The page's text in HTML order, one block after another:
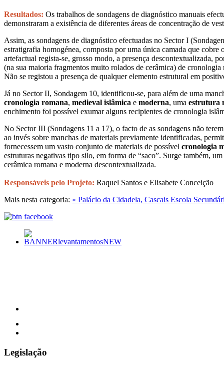
Resultados: Os trabalhos de sondagens de diagnóstico manuais
demonstraram a existência de diferentes áreas de concentração de
Assim, as sondagens de diagnóstico efectuadas no Sector I
estratigrafia homogénea, composta por uma única camada que
artefactual regista-se, grosso modo, a presença descontextualizada,
(na sua maioria fragmentos muito rolados de cerâmica) de cronologia
Não se registou a presença de qualquer elemento estrutural em
Já no Sector II, Sondagem 10, identificou-se, para além de uma
cronologia romana, medieval islâmica e moderna, uma estrutura
enchimento foi possível exumar alguns recipientes de cronologia
No Sector III (Sondagens 11 a 17), o facto de as sondagens não
ao invés sobre manchas de materiais previamente identificadas,
fornecessem um vasto conjunto de materiais de possível cronologia
estruturas negativas tipo silo, em forma de “saco”. Surge também,
cerâmica romana e moderna descontextualizada.
Responsáveis pelo Projeto: Raquel Santos e Elisabete Conceição
Mais nesta categoria: « Palácio da Cidadela, Cascais Escola
Legislação